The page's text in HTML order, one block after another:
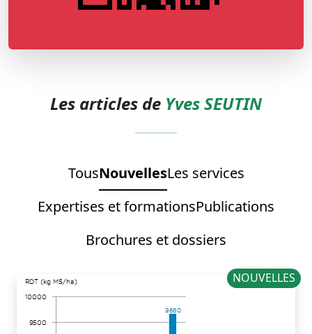
Les articles de Yves SEUTIN
TousNouvellesLes services
Expertises et formationsPublications
Brochures et dossiers
NOUVELLES